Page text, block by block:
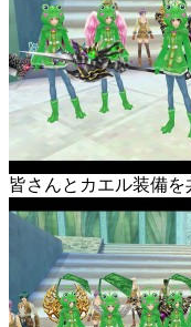
皆さんとカエル装備